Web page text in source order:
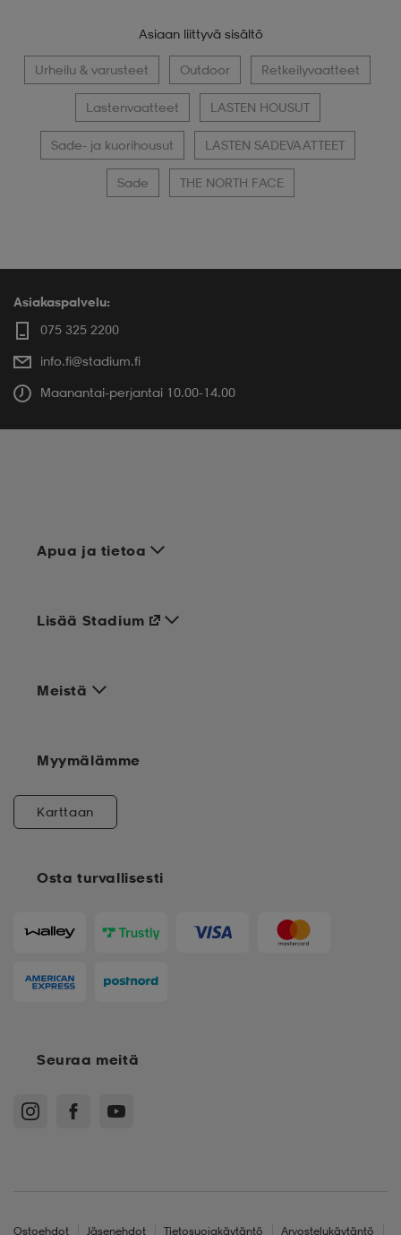
Asiaan liittyvä sisältö
Urheilu & varusteet Outdoor Retkeilyvaatteet
Lastenvaatteet LASTEN HOUSUT
Sade- ja kuorihousut LASTEN SADEVAATTEET
Sade THE NORTH FACE
Asiakaspalvelu:
075 325 2200
info.fi@stadium.fi
Maanantai-perjantai 10.00-14.00
Apua ja tietoa
Meistä
Osta turvallisesti
Lisää Stadium
Myymälämme
Karttaan
Seuraa meitä
Ostoehdot Jäsenehdot Tietosuojakäytäntö Arvostelukäytäntö